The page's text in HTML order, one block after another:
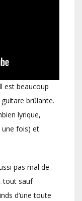
est beaucoup
brûlante.
lyrique,
une fois) et
pas mal de
tout sauf
d’une toute